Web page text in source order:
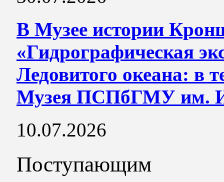
В Музее истории
«Гидрографическая
Ледовитого океана: в
Музея ПСПбГМУ им.
10.07.2026
Поступающим